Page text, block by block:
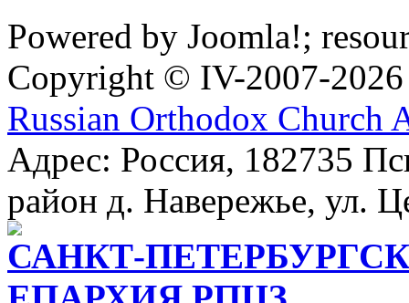
Powered by Joomla!;
Copyright © IV-2007-2026
Russian Orthodox Church
Адрес: Россия, 182735
район д. Навережье, ул.
САНКТ-